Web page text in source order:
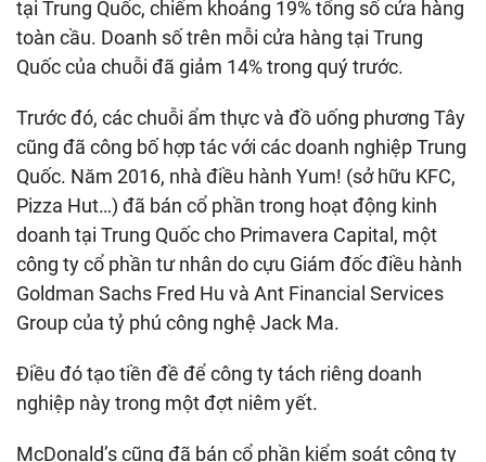
tại Trung Quốc, chiếm khoảng 19% tổng số cửa hàng
toàn cầu. Doanh số trên mỗi cửa hàng tại Trung
Quốc của chuỗi đã giảm 14% trong quý trước.
Trước đó, các chuỗi ẩm thực và đồ uống phương Tây
cũng đã công bố hợp tác với các doanh nghiệp Trung
Quốc. Năm 2016, nhà điều hành Yum! (sở hữu KFC,
Pizza Hut…) đã bán cổ phần trong hoạt động kinh
doanh tại Trung Quốc cho Primavera Capital, một
công ty cổ phần tư nhân do cựu Giám đốc điều hành
Goldman Sachs Fred Hu và Ant Financial Services
Group của tỷ phú công nghệ Jack Ma.
Điều đó tạo tiền đề để công ty tách riêng doanh
nghiệp này trong một đợt niêm yết.
McDonald’s cũng đã bán cổ phần kiểm soát công ty